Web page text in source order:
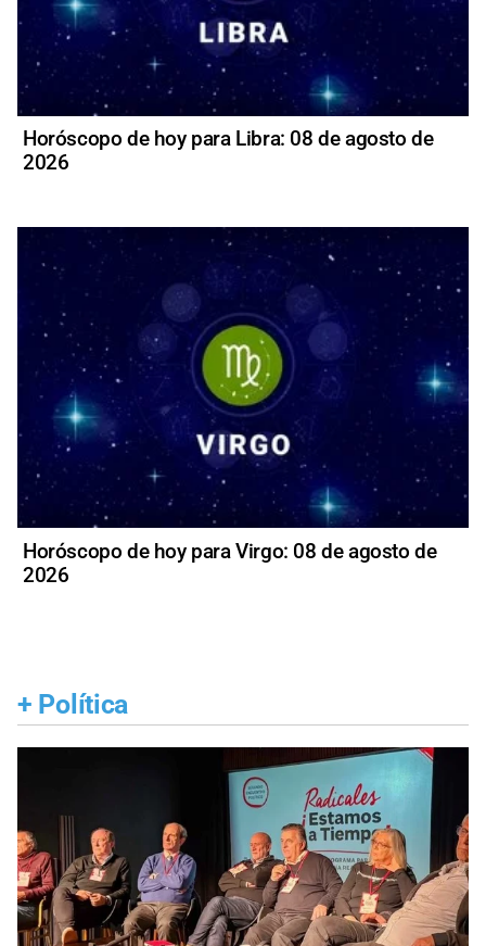
Horóscopo de hoy para Libra: 08 de agosto de
2026
Horóscopo de hoy para Virgo: 08 de agosto de
2026
+ Política